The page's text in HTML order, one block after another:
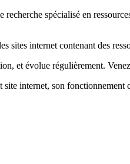
recherche spécialisé en
sites internet contenant des
et évolue régulièrement.
site internet, son